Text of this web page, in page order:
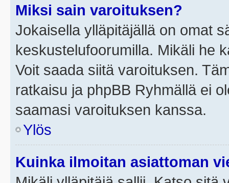
Miksi sain varoituksen?
Jokaisella ylläpitäjällä on omat
keskustelufoorumilla. Mikäli he
Voit saada siitä varoituksen.
ratkaisu ja phpBB Ryhmällä ei
saamasi varoituksen kanssa.
Ylös
Kuinka ilmoitan asiattoman